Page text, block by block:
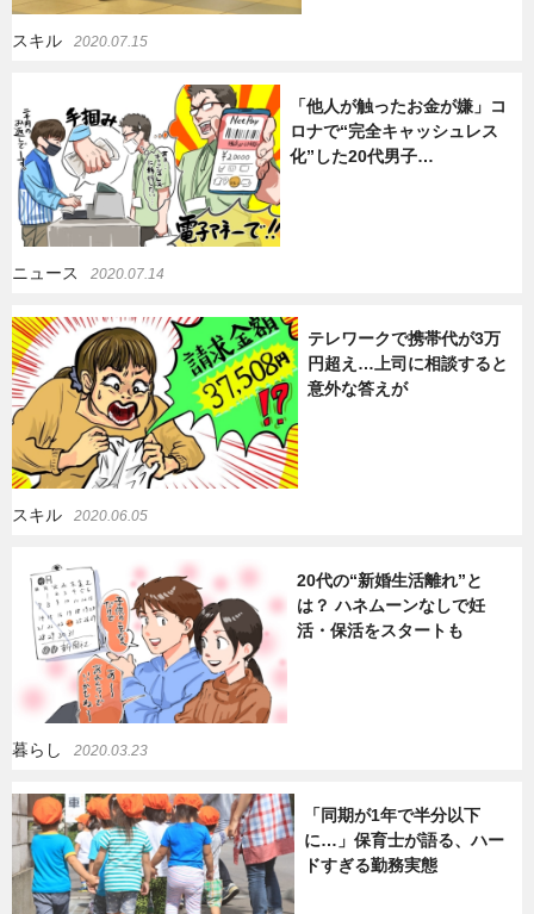
スキル 2020.07.15
「他人が触ったお金が嫌」コ
ロナで“完全キャッシュレス
化”した20代男子…
ニュース 2020.07.14
テレワークで携帯代が3万
円超え…上司に相談すると
意外な答えが
スキル 2020.06.05
20代の“新婚生活離れ”と
は？ ハネムーンなしで妊
活・保活をスタートも
暮らし 2020.03.23
「同期が1年で半分以下
に…」保育士が語る、ハー
ドすぎる勤務実態